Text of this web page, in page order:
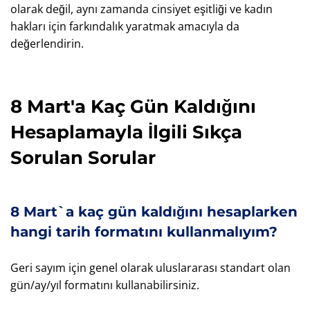
olarak değil, aynı zamanda cinsiyet eşitliği ve kadın
hakları için farkındalık yaratmak amacıyla da
değerlendirin.
8 Mart'a Kaç Gün Kaldığını
Hesaplamayla İlgili Sıkça
Sorulan Sorular
8 Mart`a kaç gün kaldığını hesaplarken
hangi tarih formatını kullanmalıyım?
Geri sayım için genel olarak uluslararası standart olan
gün/ay/yıl formatını kullanabilirsiniz.